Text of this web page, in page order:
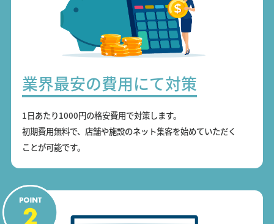
業界最安の費用にて対策
1日あたり1000円の格安費用で対策します。
初期費用無料で、店舗や施設のネット集客を始めていただく
ことが可能です。